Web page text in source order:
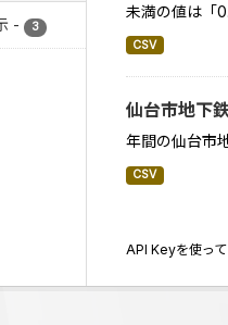
- 3
未満の値は「
CSV
仙台市地下
年間の仙台市
CSV
API Keyを使っ